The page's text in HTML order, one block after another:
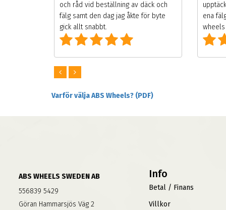
och råd vid beställning av däck och
fälg samt den dag jag åkte för byte
gick allt snabbt.
ena
Varför välja ABS Wheels? (PDF)
ABS WHEELS SWEDEN AB
556839 5429
Göran Hammarsjös Väg 2
Info
Betal / Finans
Villkor